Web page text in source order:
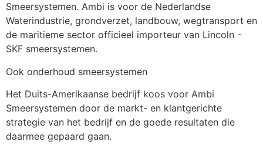
Smeersystemen. Ambi is voor de Nederlandse
Waterindustrie, grondverzet, landbouw, wegtransport en
de maritieme sector officieel importeur van Lincoln -
SKF smeersystemen.
Ook onderhoud smeersystemen
Het Duits-Amerikaanse bedrijf koos voor Ambi
Smeersystemen door de markt- en klantgerichte
strategie van het bedrijf en de goede resultaten die
daarmee gepaard gaan.